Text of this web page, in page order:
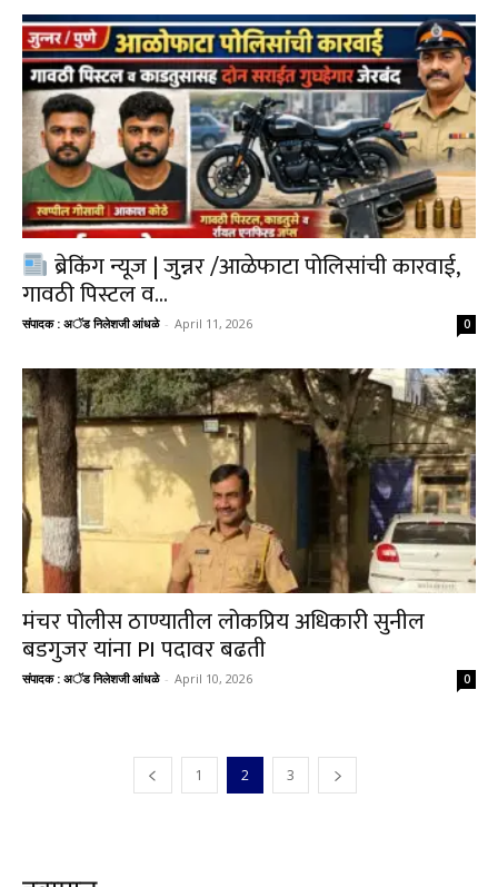
ब्रेकिंग न्यूज | जुन्नर /आळेफाटा पोलिसांची कारवाई,
गावठी पिस्टल व...
संपादक : अॅड निलेशजी आंधळे - April 11, 2026 0
मंचर पोलीस ठाण्यातील लोकप्रिय अधिकारी सुनील
बडगुजर यांना PI पदावर बढती
संपादक : अॅड निलेशजी आंधळे - April 10, 2026 0
1 2 3